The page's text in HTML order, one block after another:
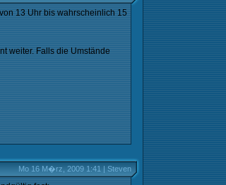
13 Uhr bis wahrscheinlich 15
weiter. Falls die Umstände
Mo 16 M�rz, 2009 1:41 | Steven